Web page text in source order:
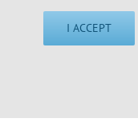
I ACCEPT